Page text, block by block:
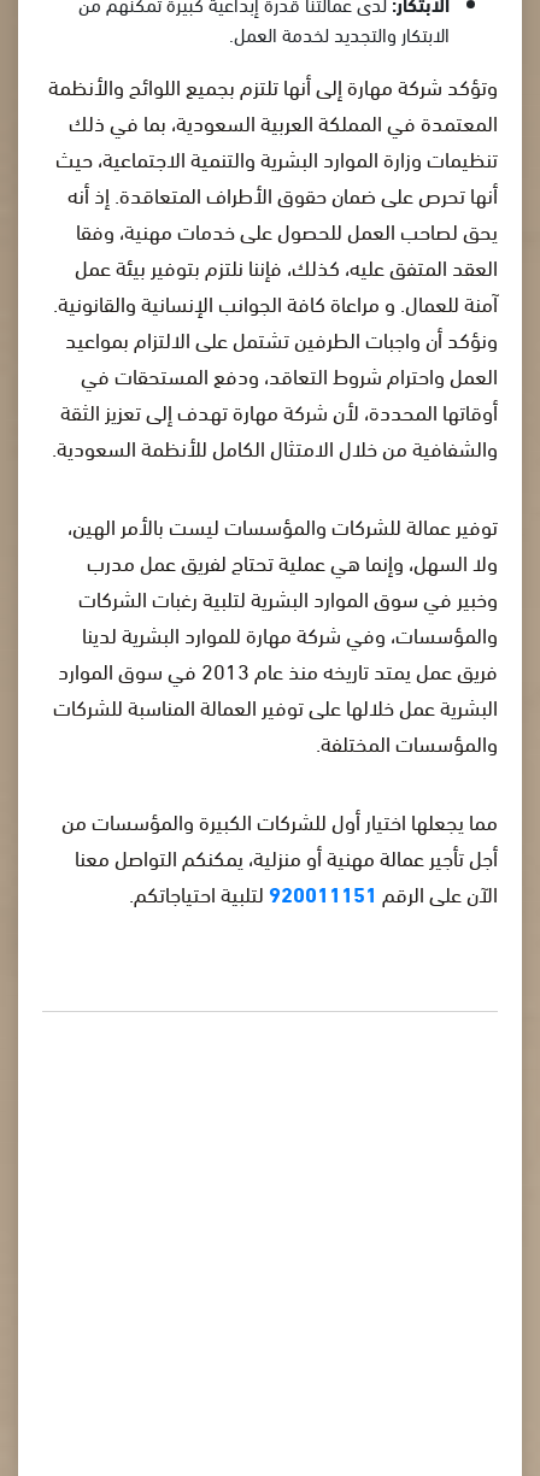
الابتكار والتجديد لخدمة العمل.
وتؤكد شركة مهارة إلى أنها تلتزم بجميع اللوائح والأنظمة
المعتمدة في المملكة العربية السعودية، بما في ذلك
تنظيمات وزارة الموارد البشرية والتنمية الاجتماعية، حيث
أنها تحرص على ضمان حقوق الأطراف المتعاقدة. إذ أنه
يحق لصاحب العمل للحصول على خدمات مهنية، وفقا
العقد المتفق عليه، كذلك، فإننا نلتزم بتوفير بيئة عمل
آمنة للعمال. و مراعاة كافة الجوانب الإنسانية والقانونية.
ونؤكد أن واجبات الطرفين تشتمل على الالتزام بمواعيد
العمل واحترام شروط التعاقد، ودفع المستحقات في
أوقاتها المحددة، لأن شركة مهارة تهدف إلى تعزيز الثقة
والشفافية من خلال الامتثال الكامل للأنظمة السعودية.
توفير عمالة للشركات والمؤسسات ليست بالأمر الهين،
ولا السهل، وإنما هي عملية تحتاج لفريق عمل مدرب
وخبير في سوق الموارد البشرية لتلبية رغبات الشركات
والمؤسسات، وفي شركة مهارة للموارد البشرية لدينا
فريق عمل يمتد تاريخه منذ عام 2013 في سوق الموارد
البشرية عمل خلالها على توفير العمالة المناسبة للشركات
والمؤسسات المختلفة.
مما يجعلها اختيار أول للشركات الكبيرة والمؤسسات من
أجل تأجير عمالة مهنية أو منزلية، يمكنكم التواصل معنا
الآن على الرقم 920011151لتلبية احتياجاتكم.